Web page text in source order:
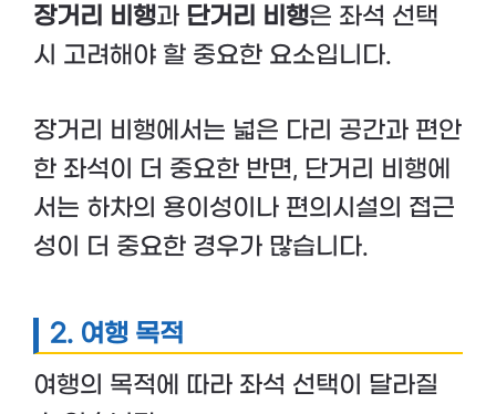
장거리 비행과 단거리 비행은 좌석 선택
시 고려해야 할 중요한 요소입니다.
장거리 비행에서는 넓은 다리 공간과 편안
한 좌석이 더 중요한 반면, 단거리 비행에
서는 하차의 용이성이나 편의시설의 접근
성이 더 중요한 경우가 많습니다.
2. 여행 목적
여행의 목적에 따라 좌석 선택이 달라질